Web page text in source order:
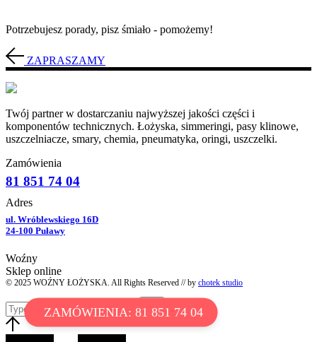
ZAMÓWIENIA: 81 851 74 04
Potrzebujesz porady, pisz śmiało - pomożemy!
ZAPRASZAMY
Twój partner w dostarczaniu najwyższej jakości części i
komponentów technicznych. Łożyska, simmeringi, pasy klinowe,
uszczelniacze, smary, chemia, pneumatyka, oringi, uszczelki.
Zamówienia
81 851 74 04
Adres
ul. Wróblewskiego 16D
24-100 Puławy
Woźny
Sklep online
© 2025 WOŹNY ŁOŻYSKA. All Rights Reserved // by chotek studio